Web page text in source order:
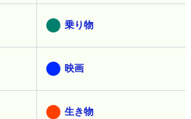
乗り物
映画
生き物